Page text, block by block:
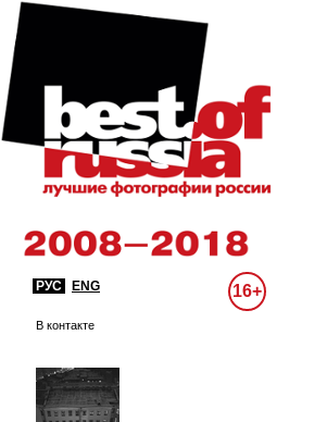
РУС ENG 16+
В контакте